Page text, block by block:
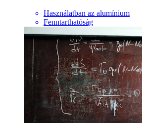
Használatban az alumínium
Fenntarthatóság